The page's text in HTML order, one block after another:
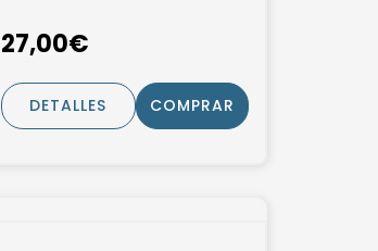
27,00€
DETALLES COMPRAR